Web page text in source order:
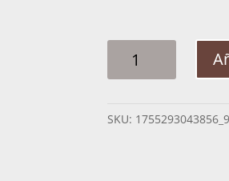
HOMBRE
VENADO
SKU: